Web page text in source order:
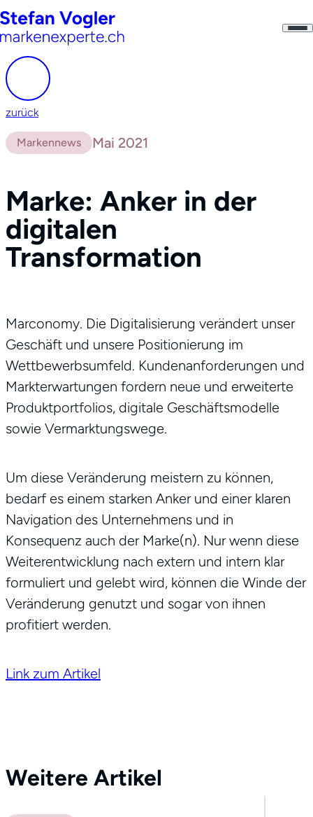
zurück
Markennews Mai 2021
Marke: Anker in der
digitalen
Transformation
Marconomy. Die Digitalisierung verändert unser
Geschäft und unsere Positionierung im
Wettbewerbsumfeld. Kundenanforderungen und
Markterwartungen fordern neue und erweiterte
Produktportfolios, digitale Geschäftsmodelle
sowie Vermarktungswege.
Um diese Veränderung meistern zu können,
bedarf es einem starken Anker und einer klaren
Navigation des Unternehmens und in
Konsequenz auch der Marke(n). Nur wenn diese
Weiterentwicklung nach extern und intern klar
formuliert und gelebt wird, können die Winde der
Veränderung genutzt und sogar von ihnen
profitiert werden.
Link zum Artikel
Weitere Artikel